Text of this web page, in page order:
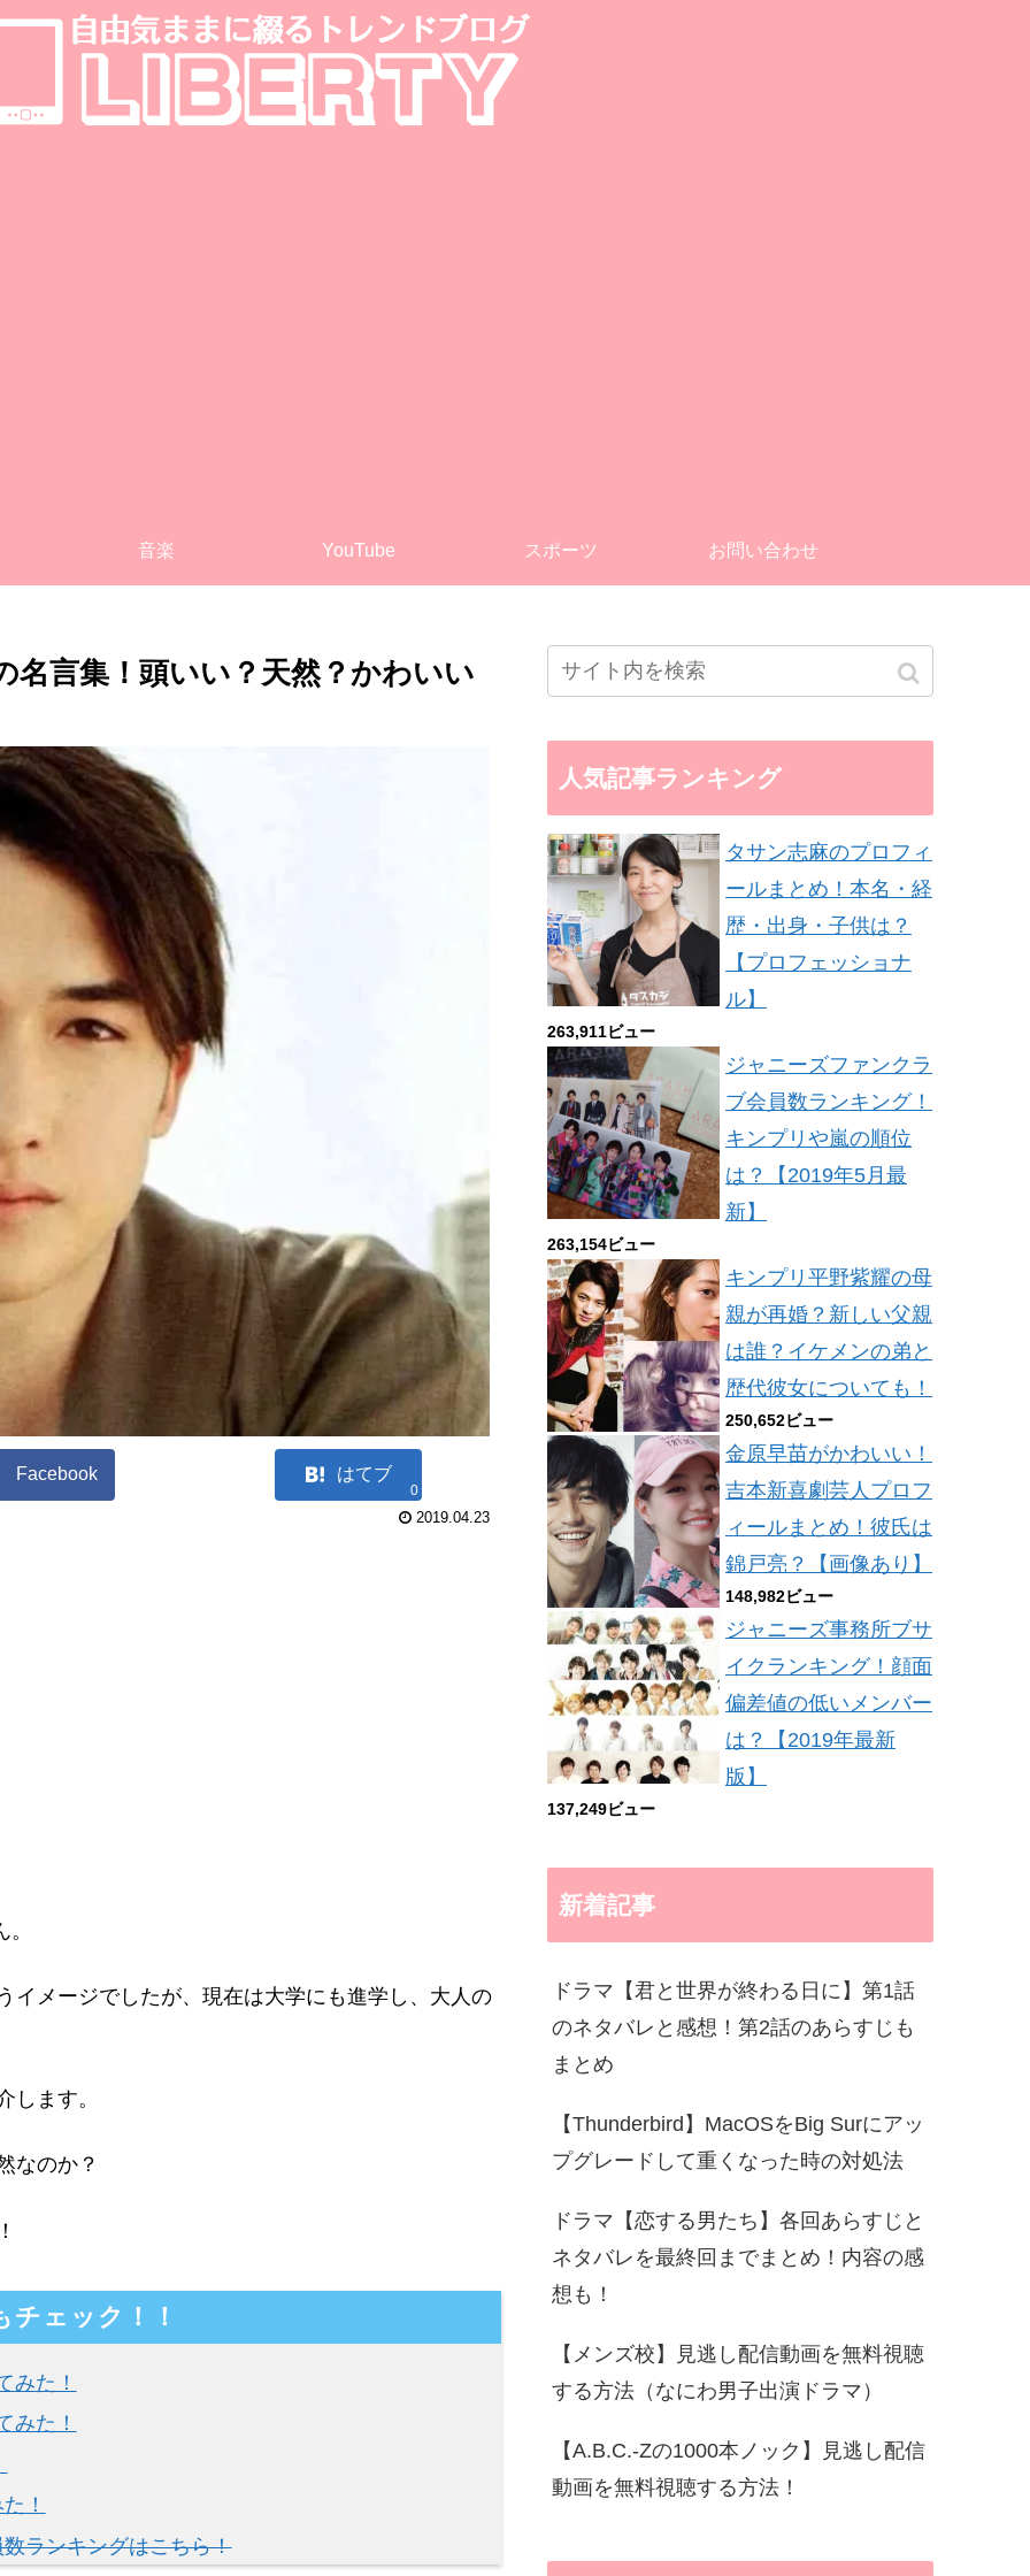
音楽 YouTube スポーツ お問い合わせ
言集！頭いい？天然？かわいい
Facebook はてブ
0
2019.04.23
イメージでしたが、現在は大学にも進学し、大人の
します。
なのか？
チェック！！
みた！
みた！
！
ランキングはこちら！
人気記事ランキング
タサン志麻のプロフィ
ールまとめ！本名・経
歴・出身・子供は？
【プロフェッショナ
ル】
263,911ビュー
ジャニーズファンクラ
ブ会員数ランキング！
キンプリや嵐の順位
は？【2019年5月最
新】
263,154ビュー
キンプリ平野紫耀の母
親が再婚？新しい父親
は誰？イケメンの弟と
歴代彼女についても！
250,652ビュー
金原早苗がかわいい！
吉本新喜劇芸人プロフ
ィールまとめ！彼氏は
錦戸亮？【画像あり】
148,982ビュー
ジャニーズ事務所ブサ
イクランキング！顔面
偏差値の低いメンバー
は？【2019年最新
版】
137,249ビュー
新着記事
ドラマ【君と世界が終わる日に】第1話
のネタバレと感想！第2話のあらすじも
まとめ
【Thunderbird】MacOSをBig Surにアッ
プグレードして重くなった時の対処法
ドラマ【恋する男たち】各回あらすじと
ネタバレを最終回までまとめ！内容の感
想も！
【メンズ校】見逃し配信動画を無料視聴
する方法（なにわ男子出演ドラマ）
【A.B.C.-Zの1000本ノック】見逃し配信
動画を無料視聴する方法！